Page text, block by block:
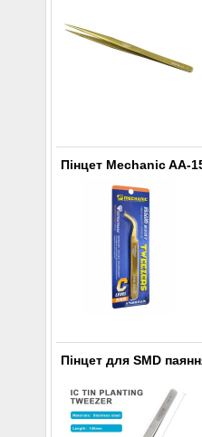
Пінцет Mechanic AA-
Пінцет для SMD